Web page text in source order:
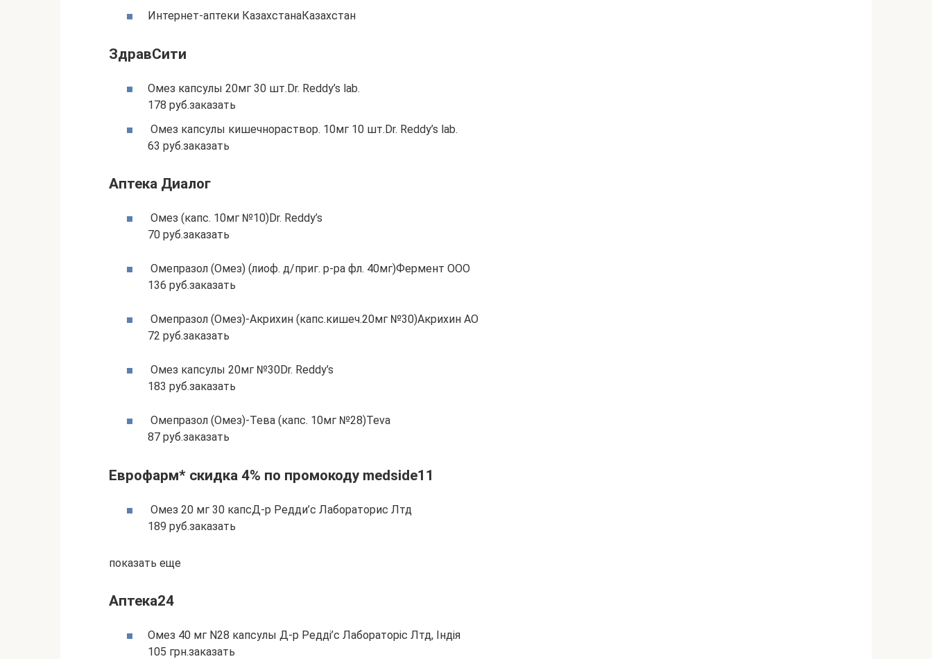
Интернет-аптеки КазахстанаКазахстан
ЗдравСити
Омез капсулы 20мг 30 шт.Dr. Reddy’s lab.
178 руб.заказать
Омез капсулы кишечнораствор. 10мг 10 шт.Dr. Reddy’s lab.
63 руб.заказать
Аптека Диалог
Омез (капс. 10мг №10)Dr. Reddy’s
70 руб.заказать
Омепразол (Омез) (лиоф. д/приг. р-ра фл. 40мг)Фермент ООО
136 руб.заказать
Омепразол (Омез)-Акрихин (капс.кишеч.20мг №30)Акрихин АО
72 руб.заказать
Омез капсулы 20мг №30Dr. Reddy’s
183 руб.заказать
Омепразол (Омез)-Тева (капс. 10мг №28)Teva
87 руб.заказать
Еврофарм* скидка 4% по промокоду medside11
Омез 20 мг 30 капсД-р Редди’с Лабораторис Лтд
189 руб.заказать
показать еще
Аптека24
Омез 40 мг N28 капсулы Д-р Редді’с Лабораторіс Лтд, Індія
105 грн.заказать